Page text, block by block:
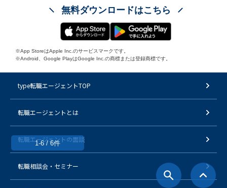
1-6 / 6件
無料ダウンロードはこちら
※App StoreはApple Inc.のサービスマークです。
※Android、Google PlayはGoogle Inc.の商標または登録商標です。
type転職エージェントTOP
転職エージェントとは
転職エージェントの面談
転職相談会・セミナー